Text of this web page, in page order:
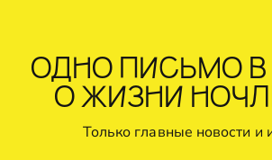
ОДНО ПИСЬМО
О ЖИЗНИ
Только главные новости и